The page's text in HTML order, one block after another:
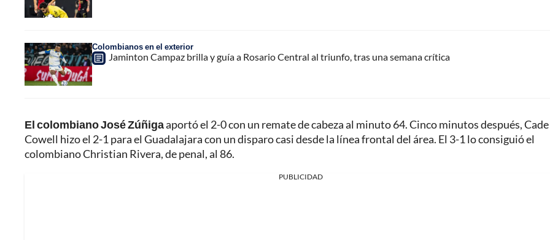
Colombianos en el exterior
Jaminton Campaz brilla y guía a Rosario Central al triunfo, tras una semana crítica
El colombiano José Zúñigaaportó el 2-0 con un remate de cabeza al minuto 64. Cinco minutos después, Cade
Cowell hizo el 2-1 para el Guadalajara con un disparo casi desde la línea frontal del área. El 3-1 lo consiguió el
colombiano Christian Rivera, de penal, al 86.
PUBLICIDAD